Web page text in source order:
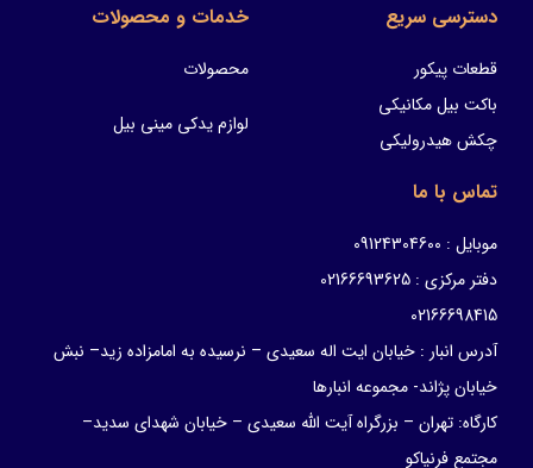
دسترسی سریع
قطعات پیکور
باکت بیل مکانیکی
چکش هیدرولیکی
خدمات و محصولات
محصولات
لوازم یدکی مینی بیل
تماس با ما
موبایل : 09124304600
دفتر مرکزی : 02166693625
02166698415
آدرس انبار : خیابان ایت اله سعیدی – نرسیده به امامزاده زید– نبش
خیابان پژاند- مجموعه انبارها
کارگاه: تهران – بزرگراه آیت الله سعیدی – خیابان شهدای سدید–
مجتمع فرنیاکو